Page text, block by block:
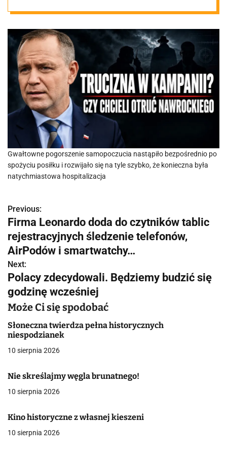
liderów
Gwałtowne pogorszenie samopoczucia nastąpiło bezpośrednio po
spożyciu posiłku i rozwijało się na tyle szybko, że konieczna była
natychmiastowa hospitalizacja
N
a
w
i
g
a
c
j
w
i
Previous:
Firma Leonardo doda do czytników tablic
rejestracyjnych śledzenie telefonów,
AirPodów i smartwatchy…
Next:
Polacy zdecydowali. Będziemy budzić się
godzinę wcześniej
Może Ci się spodobać
Słoneczna twierdza pełna historycznych
niespodzianek
10 sierpnia 2026
Nie skreślajmy węgla brunatnego!
10 sierpnia 2026
Kino historyczne z własnej kieszeni
10 sierpnia 2026